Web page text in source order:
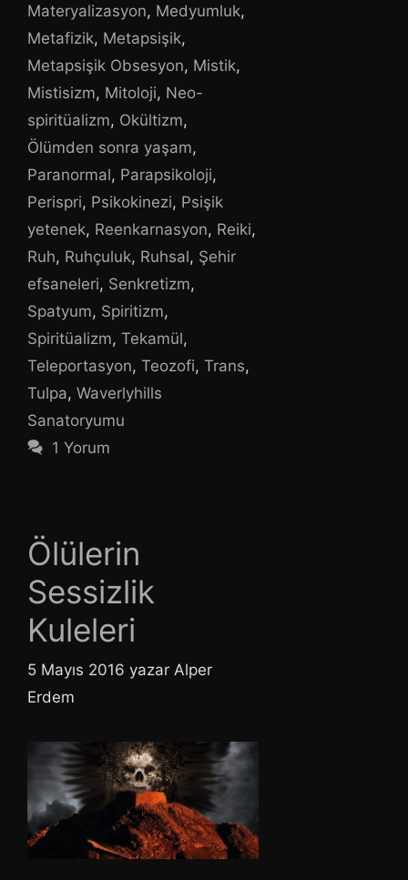
Materyalizasyon, Medyumluk,
Metafizik, Metapsişik,
Metapsişik Obsesyon, Mistik,
Mistisizm, Mitoloji, Neo-
spiritüalizm, Okültizm,
Ölümden sonra yaşam,
Paranormal, Parapsikoloji,
Perispri, Psikokinezi, Psişik
yetenek, Reenkarnasyon, Reiki,
Ruh, Ruhçuluk, Ruhsal, Şehir
efsaneleri, Senkretizm,
Spatyum, Spiritizm,
Spiritüalizm, Tekamül,
Teleportasyon, Teozofi, Trans,
Tulpa, Waverlyhills
Sanatoryumu
1 Yorum
Ölülerin
Sessizlik
Kuleleri
5 Mayıs 2016 yazar Alper
Erdem